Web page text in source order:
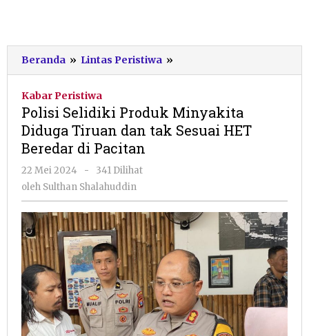
Beranda » Lintas Peristiwa »
Selidiki
Diduga
Tiruan
Beredar
di
Pacitan
Kabar Peristiwa
Polisi Selidiki Produk Minyakita
Diduga Tiruan dan tak Sesuai HET
Beredar di Pacitan
22 Mei 2024
oleh
Sulthan
-
341 Dilihat
oleh Sulthan Shalahuddin